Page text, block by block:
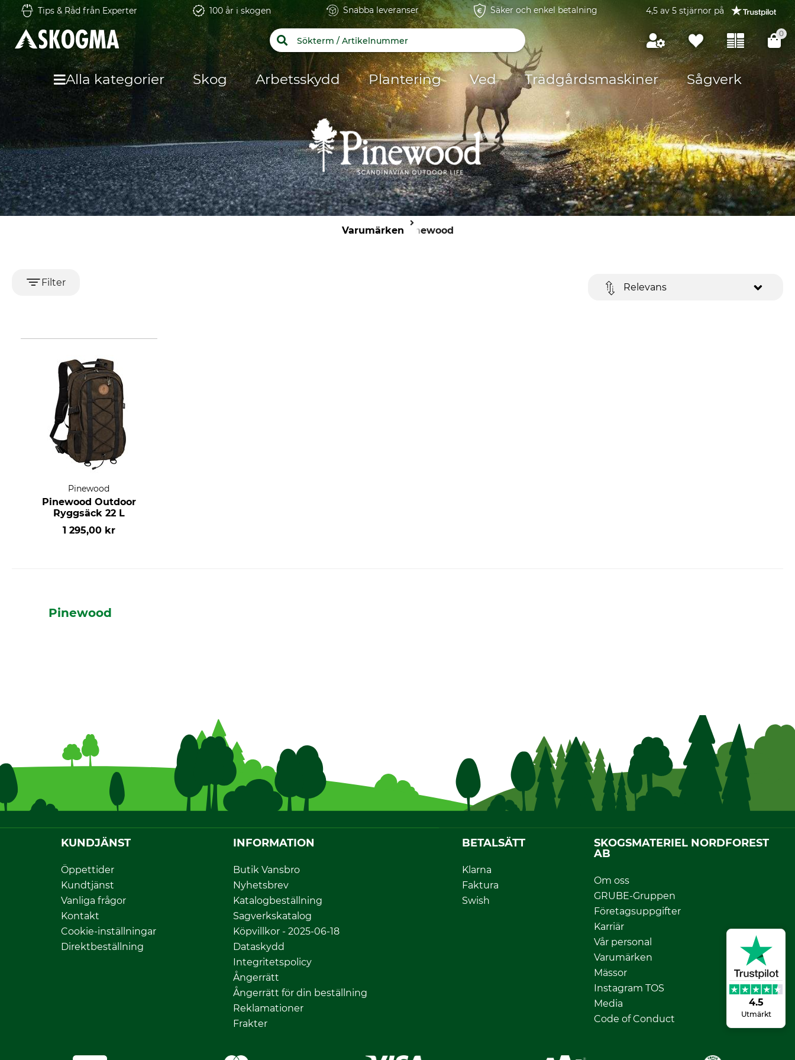
4.5
Utmärkt
Tips & Råd från Experter 100 år i skogen Snabba leveranser Säker och enkel betalning 4,5 av 5 stjärnor på
0
Alla kategorier Skog Arbetsskydd Plantering Ved Trädgårdsmaskiner Sågverk
Varumärken Pinewood
Filter Relevans
Pinewood
Pinewood Outdoor
Ryggsäck 22 L
1 295,00 kr
Pinewood
KUNDJÄNST
Öppettider
Kundtjänst
Vanliga frågor
Kontakt
Cookie-inställningar
Direktbeställning
INFORMATION
Butik Vansbro
Nyhetsbrev
Katalogbeställning
Sagverkskatalog
Köpvillkor - 2025-06-18
Dataskydd
Integritetspolicy
Ångerrätt
Ångerrätt för din beställning
Reklamationer
Frakter
BETALSÄTT
Klarna
Faktura
Swish
SKOGSMATERIEL NORDFOREST
AB
Om oss
GRUBE-Gruppen
Företagsuppgifter
Karriär
Vår personal
Varumärken
Mässor
Instagram TOS
Media
Code of Conduct